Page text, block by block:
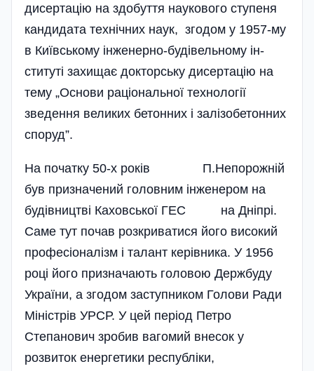
дисертацію на здобуття наукового ступеня
кандидата технічних наук, згодом у 1957-му
в Київському інженерно-будівельному ін­
ституті захищає докторську дисертацію на
тему „Основи раціональної технології
зведення великих бетонних і залізобетонних
споруд”.
На початку 50-х років П.Непорожній
був призначений головним інженером на
буді­вництві Каховської ГЕС на Дніпрі.
Саме тут почав розкри­ватися його високий
професі­оналізм і талант ке­рів­ника. У 1956
році його при­значають головою Держбуду
України, а згодом заступником Голови Ради
Міністрів УРСР. У цей період Петро
Степанович зробив вагомий внесок у
розвиток енергетики республіки,